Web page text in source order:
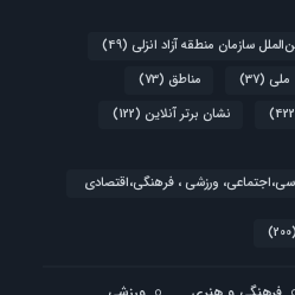
سازمان منطقه آزاد انزلی (49)
ملی (37) مناطق (73)
نشان برتر آنلاین (122)
ورزشی ، فرهنگی،اقتصادی
(200)